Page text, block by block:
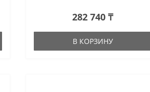
282 740 ₸
В КОРЗИНУ